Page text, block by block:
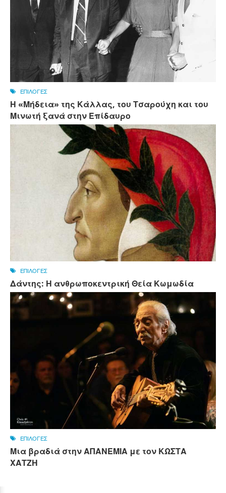
ΕΠΙΛΟΓΕΣ
Η «Μήδεια» της Κάλλας, του Τσαρούχη και του
Μινωτή ξανά στην Επίδαυρο
ΕΠΙΛΟΓΕΣ
Δάντης: Η ανθρωποκεντρική Θεία Κωμωδία
ΕΠΙΛΟΓΕΣ
Μια βραδιά στην ΑΠΑΝΕΜΙΑ με τον ΚΩΣΤΑ
ΧΑΤΖΗ